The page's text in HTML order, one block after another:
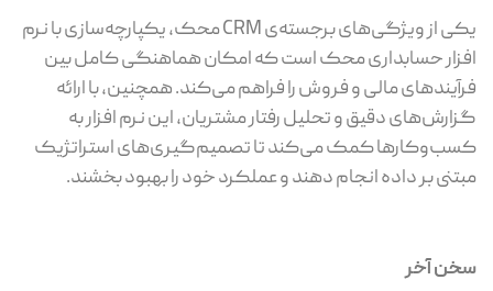
یکی از ویژگی‌های برجسته‌ی CRM محک، یکپارچه‌سازی با نرم
افزار حسابداری محک است که امکان هماهنگی کامل بین
فرآیندهای مالی و فروش را فراهم می‌کند. همچنین، با ارائه
گزارش‌های دقیق و تحلیل رفتار مشتریان، این نرم افزار به
کسب‌وکارها کمک می‌کند تا تصمیم‌گیری‌های استراتژیک
مبتنی بر داده انجام دهند و عملکرد خود را بهبود بخشند.
سخن آخر